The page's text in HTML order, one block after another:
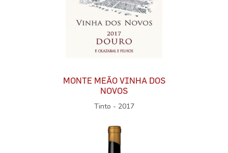
MONTE MEÃO VINHA DOS
NOVOS
Tinto - 2017